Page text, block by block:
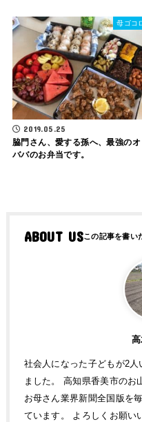
母ゴコ
2019.05.25
脇門さん、愛する孫へ、最強のオ
ババのお弁当です。
ABOUT US
社会人になった子どもが2
ました。 高知県香美市のお
お母さん業界新聞全国版を
ています。 よろしくお願い